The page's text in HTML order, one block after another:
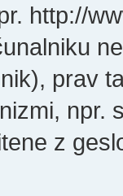
http://
prav
npr.
z